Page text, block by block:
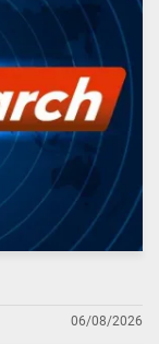
06/08/2026